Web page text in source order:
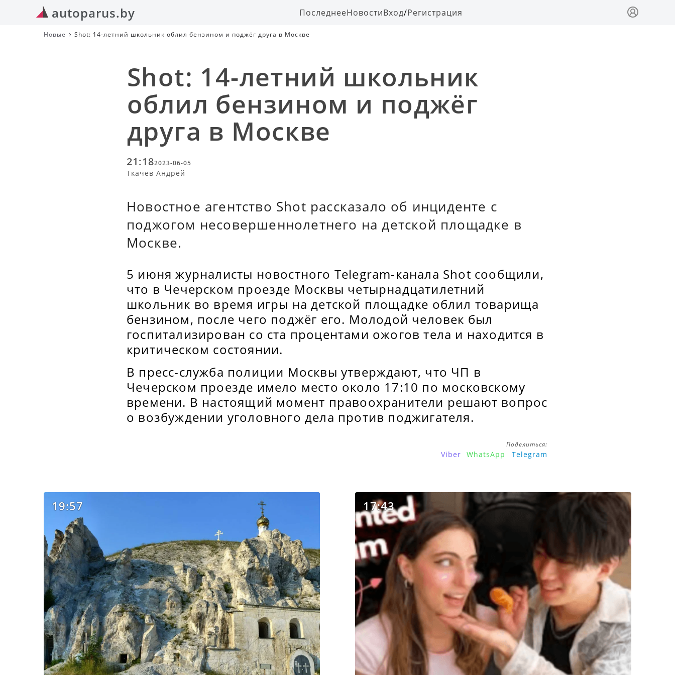
autoparus.by ПоследнееНовостиВход/Регистрация
Новые Shot: 14-летний школьник облил бензином и поджёг друга в Москве
Shot: 14-летний школьник
облил бензином и поджёг
друга в Москве
21:182023-06-05
Ткачёв Андрей
Новостное агентство Shot рассказало об инциденте с
поджогом несовершеннолетнего на детской площадке в
Москве.
5 июня журналисты новостного Telegram-канала Shot сообщили,
что в Чечерском проезде Москвы четырнадцатилетний
школьник во время игры на детской площадке облил товарища
бензином, после чего поджёг его. Молодой человек был
госпитализирован со ста процентами ожогов тела и находится в
критическом состоянии.
В пресс-служба полиции Москвы утверждают, что ЧП в
Чечерском проезде имело место около 17:10 по московскому
времени. В настоящий момент правоохранители решают вопрос
о возбуждении уголовного дела против поджигателя.
Поделиться:
Viber WhatsApp Telegram
19:57 17:43